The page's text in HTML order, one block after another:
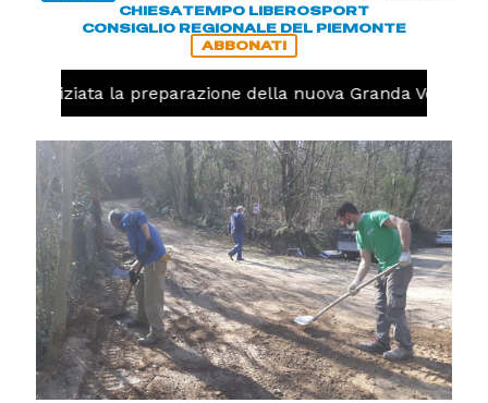
CHIESATEMPO LIBEROSPORT
CONSIGLIO REGIONALE DEL PIEMONTE
ABBONATI
iniziata la preparazione della nuova Granda Volley